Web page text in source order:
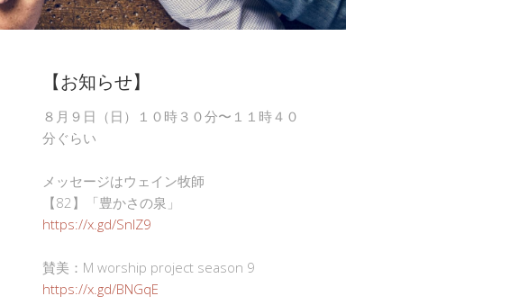
【お知らせ】
８月９日（日）１０時３０分〜１１時４０
分ぐらい
メッセージはウェイン牧師
【82】「豊かさの泉」
https://x.gd/SnlZ9
賛美：M worship project season 9
https://x.gd/BNGqE